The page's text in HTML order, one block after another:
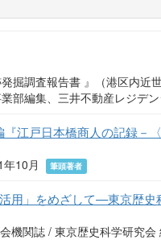
掘調査報告書 』（港区内
部編集、三井不動産レジデ
江戸日本橋商人の記録－
10月
筆頭著者
用」をめざして—東京歴史
機関誌 / 東京歴史科学研究